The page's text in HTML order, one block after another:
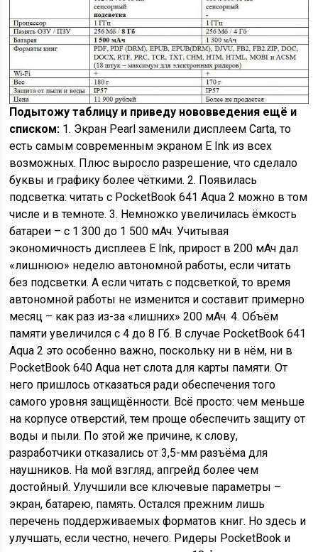
Подытожу таблицу и приведу нововведения ещё и
списком: 1. Экран Pearl заменили дисплеем Carta, то
есть самым современным экраном E Ink из всех
возможных. Плюс выросло разрешение, что сделало
буквы и графику более чёткими. 2. Появилась
подсветка: читать с PocketBook 641 Aqua 2 можно в том
числе и в темноте. 3. Немножко увеличилась ёмкость
батареи – с 1 300 до 1 500 мАч. Учитывая
экономичность дисплеев E Ink, прирост в 200 мАч дал
«лишнюю» неделю автономной работы, если читать
без подсветки. А если читать с подсветкой, то время
автономной работы не изменится и составит примерно
месяц – как раз из-за «лишних» 200 мАч. 4. Объём
памяти увеличился с 4 до 8 Гб. В случае PocketBook 641
Aqua 2 это особенно важно, поскольку ни в нём, ни в
PocketBook 640 Aqua нет слота для карты памяти. От
него пришлось отказаться ради обеспечения того
самого уровня защищённости. Всё просто: чем меньше
на корпусе отверстий, тем проще обеспечить защиту от
воды и пыли. По этой же причине, к слову,
разработчики отказались от 3,5-мм разъёма для
наушников. На мой взгляд, апгрейд более чем
достойный. Улучшили все ключевые параметры –
экран, батарею, память. Остался прежним лишь
перечень поддерживаемых форматов книг. Но здесь и
улучшать, если честно, нечего. Ридеры PocketBook и